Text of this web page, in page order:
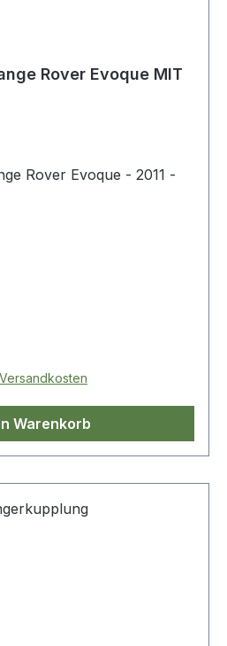
Rover Evoque MIT
Rover Evoque - 2011 -
Warenkorb